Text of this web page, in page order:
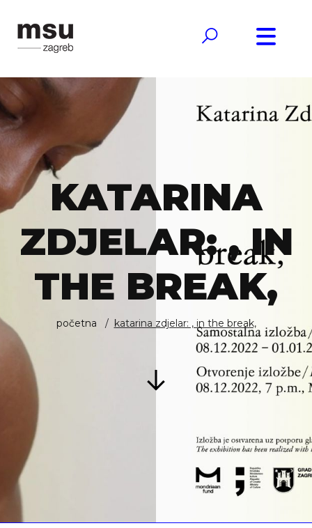
KATARINA
ZDJELAR: , IN
THE BREAK,
početna katarina zdjelar: , in the break,